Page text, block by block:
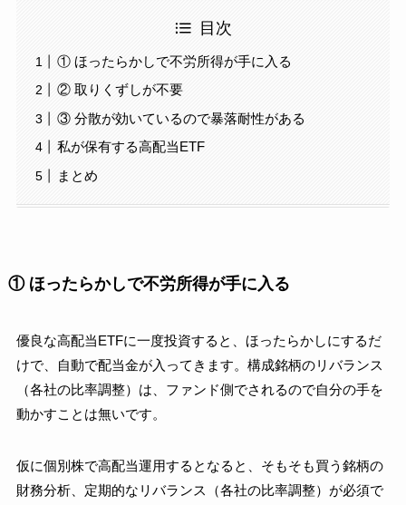
目次
① ほったらかしで不労所得が手に入る
② 取りくずしが不要
③ 分散が効いているので暴落耐性がある
私が保有する高配当ETF
まとめ
① ほったらかしで不労所得が手に入る
優良な高配当ETFに一度投資すると、 ほったらかしにするだ
けで、自動で配当金が入ってきます。 構成銘柄のリバランス
（各社の比率調整）は、ファンド側でされるので自分の手を
動かすことは無いです。
仮に個別株で高配当運用するとなると、そもそも買う銘柄の
財務分析、定期的なリバランス（各社の比率調整）が必須で